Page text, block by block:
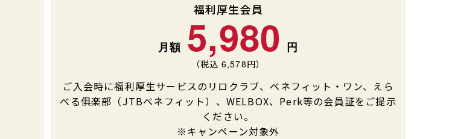
福利厚生会員
5,980
（税込 6,578円）
ご入会時に福利厚生サービスのリロクラブ、ベネフィット・ワン、えら
べる俱楽部（JTBベネフィット）、WELBOX、Perk等の会員証をご提示
ください。
※キャンペーン対象外